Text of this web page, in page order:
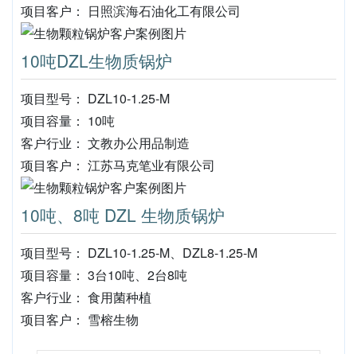
项目客户： 日照滨海石油化工有限公司
10吨DZL生物质锅炉
项目型号： DZL10-1.25-M
项目容量： 10吨
客户行业： 文教办公用品制造
项目客户： 江苏马克笔业有限公司
10吨、8吨 DZL 生物质锅炉
项目型号： DZL10-1.25-M、DZL8-1.25-M
项目容量： 3台10吨、2台8吨
客户行业： 食用菌种植
项目客户： 雪榕生物